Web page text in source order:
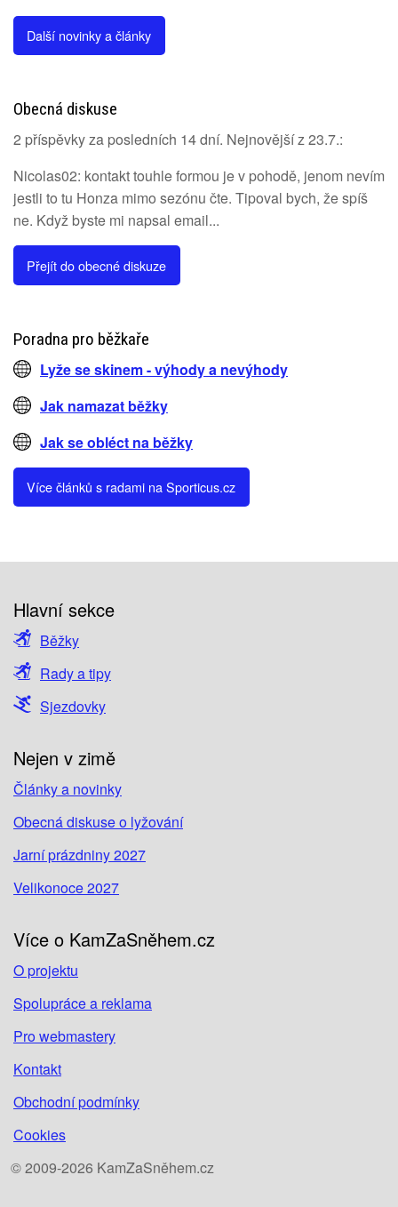
Další novinky a články
Obecná diskuse
2 příspěvky za posledních 14 dní. Nejnovější z 23.7.:
Nicolas02: kontakt touhle formou je v pohodě, jenom nevím
jestli to tu Honza mimo sezónu čte. Tipoval bych, že spíš
ne. Když byste mi napsal email...
Přejít do obecné diskuze
Poradna pro běžkaře
Lyže se skinem - výhody a nevýhody
Jak namazat běžky
Jak se obléct na běžky
Více článků s radami na Sporticus.cz
Hlavní sekce
Běžky
Rady a tipy
Sjezdovky
Nejen v zimě
Články a novinky
Obecná diskuse o lyžování
Jarní prázdniny 2027
Velikonoce 2027
Více o KamZaSněhem.cz
O projektu
Spolupráce a reklama
Pro webmastery
Kontakt
Obchodní podmínky
Cookies
© 2009-2026 KamZaSněhem.cz